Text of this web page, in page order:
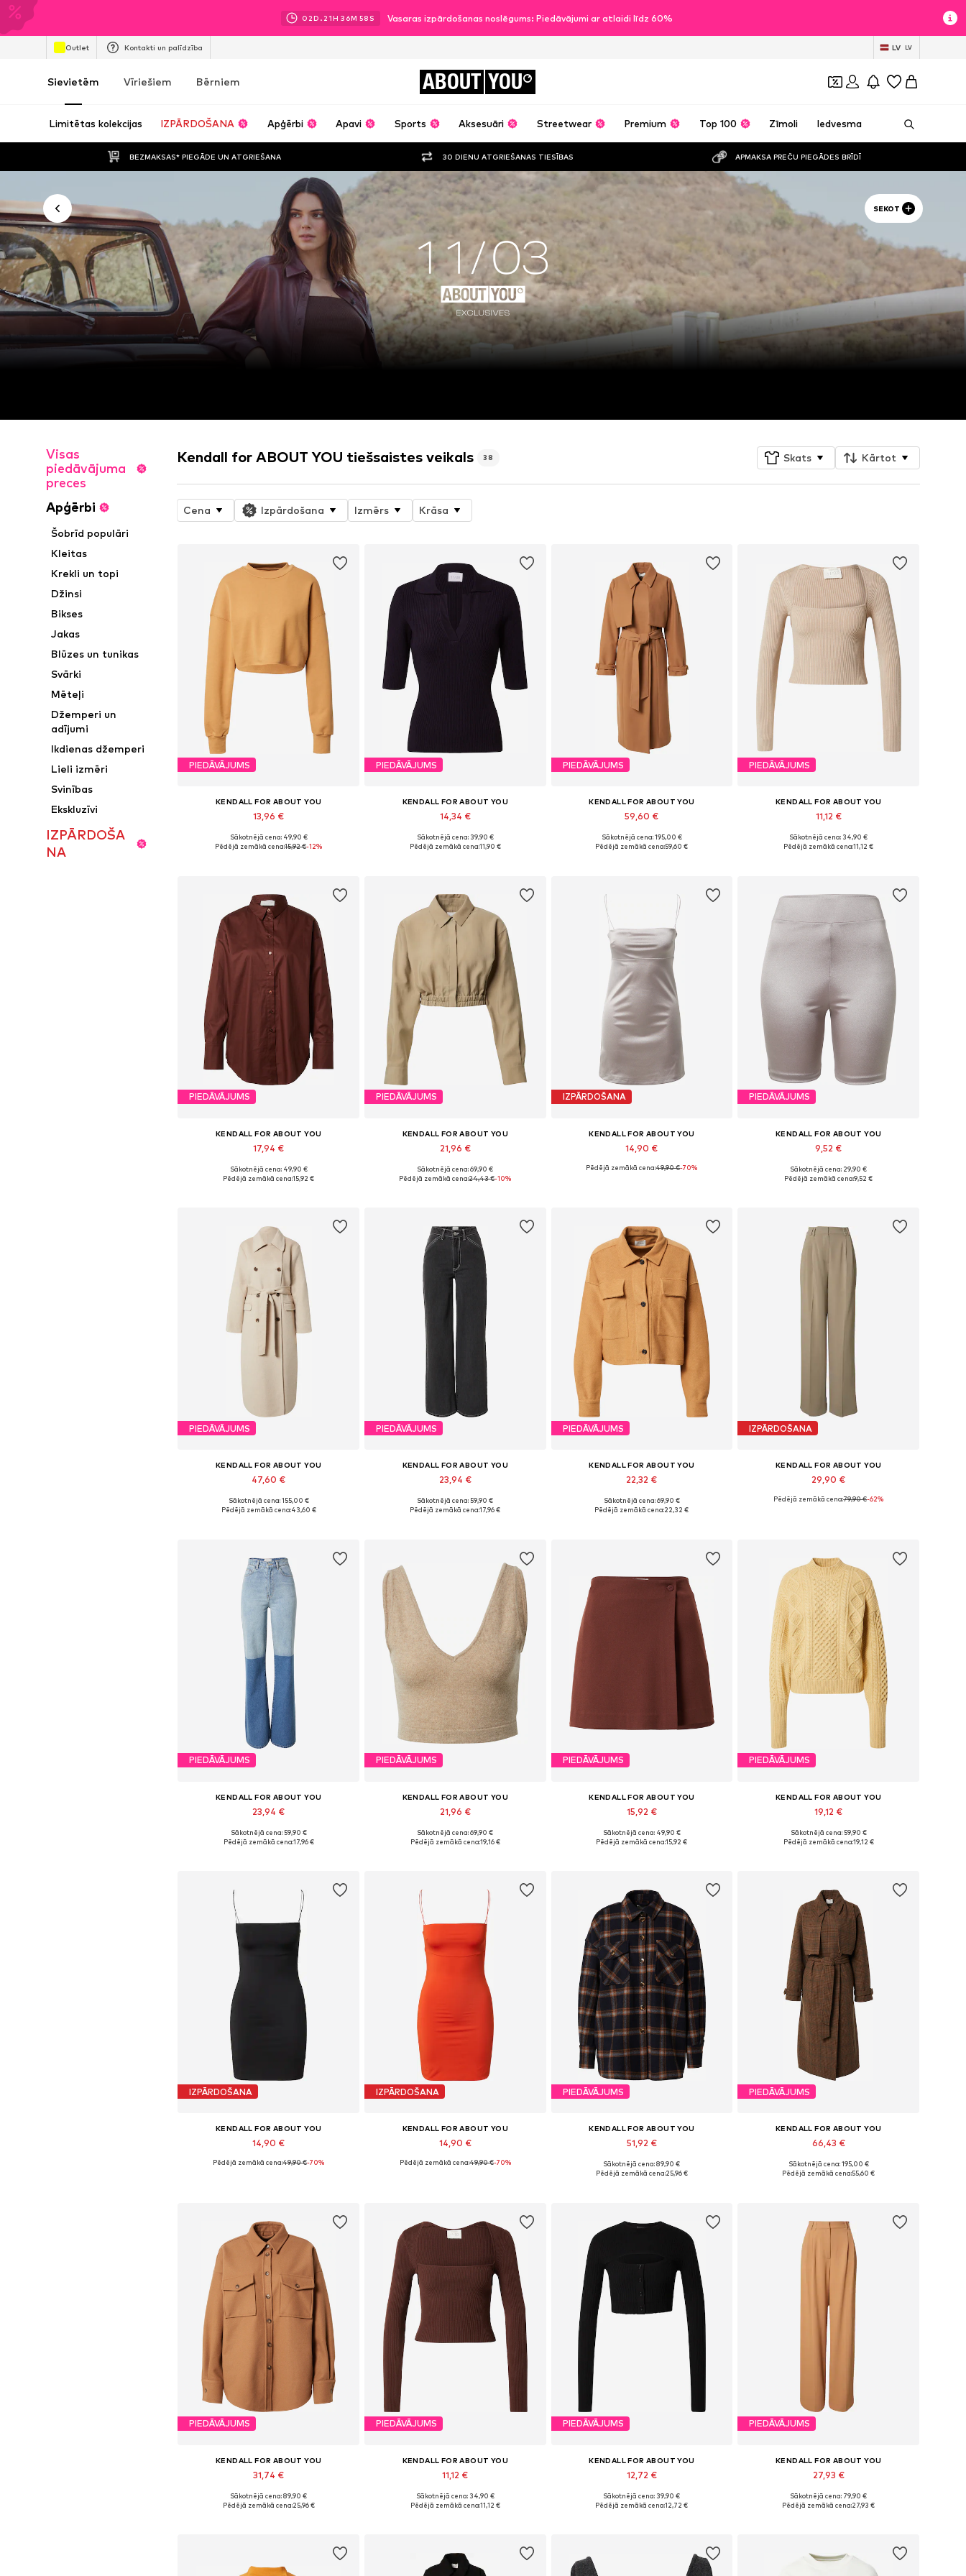
02D. 21H 36M 56 S Vasaras izpārdošanas noslēgums: Piedāvājumi ar atlaidi līdz 60%
Outlet Kontakti un palīdzība LV LV
Sievietēm Vīriešiem Bērniem ABOUT YOU
Limitētas kolekcijas IZPĀRDOŠANA Apģērbi Apavi Sports Aksesuāri Streetwear Premium Top 100 Zīmoli Iedvesma
BEZMAKSAS* PIEGĀDE UN ATGRIEŠANA 30 DIENU ATGRIEŠANAS TIESĪBAS APMAKSA PREČU PIEGĀDES BRĪDĪ
SEKOT
Visas
piedāvājuma
preces
Apģērbi
Šobrīd populāri
Kleitas
Krekli un topi
Džinsi
Bikses
Jakas
Blūzes un tunikas
Svārki
Mēteļi
Džemperi un
adījumi
Ikdienas džemperi
Lieli izmēri
Svinības
Ekskluzīvi
IZPĀRDOŠA
NA
Kendall for ABOUT YOU tiešsaistes veikals 38 Skats Kārtot
Cena Izpārdošana Izmērs Krāsa
PIEDĀVĀJUMS
KENDALL FOR ABOUT YOU
13,96 €
Pieejamie izmēri: XS, S, M, L, XL, XXL
Sākotnējā cena: 49,90 €
Pēdējā zemākā cena:15,92 €-12%
PIEDĀVĀJUMS
KENDALL FOR ABOUT YOU
14,34 €
Pieejamie izmēri: XS, M, L, XL, XXL
Sākotnējā cena: 39,90 €
Pēdējā zemākā cena:11,90 €
PIEDĀVĀJUMS
KENDALL FOR ABOUT YOU
59,60 €
Pieejamie izmēri: S, M, L, XL, XXL
Sākotnējā cena: 195,00 €
Pēdējā zemākā cena:59,60 €
PIEDĀVĀJUMS
KENDALL FOR ABOUT YOU
11,12 €
Pieejamie izmēri: XS, M, L, XL, XXL
Sākotnējā cena: 34,90 €
Pēdējā zemākā cena:11,12 €
PIEDĀVĀJUMS
KENDALL FOR ABOUT YOU
17,94 €
Pieejamie izmēri: XS, S, M, L, XL
Sākotnējā cena: 49,90 €
Pēdējā zemākā cena:15,92 €
PIEDĀVĀJUMS
KENDALL FOR ABOUT YOU
21,96 €
Pieejamie izmēri: XS, S, M, L, XL, XXL
Sākotnējā cena: 69,90 €
Pēdējā zemākā cena:24,43 €-10%
IZPĀRDOŠANA
KENDALL FOR ABOUT YOU
14,90 €
Pieejamie izmēri: 34, 36, 38, 40, 42, 44
Pēdējā zemākā cena:49,90 €-70%
PIEDĀVĀJUMS
KENDALL FOR ABOUT YOU
9,52 €
Pieejamie izmēri: M, XL
Sākotnējā cena: 29,90 €
Pēdējā zemākā cena:9,52 €
PIEDĀVĀJUMS
KENDALL FOR ABOUT YOU
47,60 €
Pieejamie izmēri: L, XL, XXL
Sākotnējā cena: 155,00 €
Pēdējā zemākā cena:43,60 €
PIEDĀVĀJUMS
KENDALL FOR ABOUT YOU
23,94 €
Pieejamie izmēri: 30-31, 32-33
Sākotnējā cena: 59,90 €
Pēdējā zemākā cena:17,96 €
PIEDĀVĀJUMS
KENDALL FOR ABOUT YOU
22,32 €
Pieejamie izmēri: L, XL, XXL
Sākotnējā cena: 69,90 €
Pēdējā zemākā cena:22,32 €
IZPĀRDOŠANA
KENDALL FOR ABOUT YOU
29,90 €
Pieejamie izmēri: 42
Pēdējā zemākā cena:79,90 €-62%
PIEDĀVĀJUMS
KENDALL FOR ABOUT YOU
23,94 €
Pieejamie izmēri: 32-33
Sākotnējā cena: 59,90 €
Pēdējā zemākā cena:17,96 €
PIEDĀVĀJUMS
KENDALL FOR ABOUT YOU
21,96 €
Pieejamie izmēri: XL, XXL
Sākotnējā cena: 69,90 €
Pēdējā zemākā cena:19,16 €
PIEDĀVĀJUMS
KENDALL FOR ABOUT YOU
15,92 €
Pieejamie izmēri: 42
Sākotnējā cena: 49,90 €
Pēdējā zemākā cena:15,92 €
PIEDĀVĀJUMS
KENDALL FOR ABOUT YOU
19,12 €
Pieejamie izmēri: XXL
Sākotnējā cena: 59,90 €
Pēdējā zemākā cena:19,12 €
IZPĀRDOŠANA
KENDALL FOR ABOUT YOU
14,90 €
Pieejamie izmēri: 40, 42, 44
Pēdējā zemākā cena:49,90 €-70%
IZPĀRDOŠANA
KENDALL FOR ABOUT YOU
14,90 €
Pieejamie izmēri: 40, 42, 44
Pēdējā zemākā cena:49,90 €-70%
PIEDĀVĀJUMS
KENDALL FOR ABOUT YOU
51,92 €
Pieejamie izmēri: XL
Sākotnējā cena: 89,90 €
Pēdējā zemākā cena:25,96 €
PIEDĀVĀJUMS
KENDALL FOR ABOUT YOU
66,43 €
Pieejamie izmēri: XL, XXL
Sākotnējā cena: 195,00 €
Pēdējā zemākā cena:55,60 €
PIEDĀVĀJUMS
KENDALL FOR ABOUT YOU
31,74 €
Pieejamie izmēri: XL
Sākotnējā cena: 89,90 €
Pēdējā zemākā cena:25,96 €
PIEDĀVĀJUMS
KENDALL FOR ABOUT YOU
11,12 €
Pieejamie izmēri: XL, XXL
Sākotnējā cena: 34,90 €
Pēdējā zemākā cena:11,12 €
PIEDĀVĀJUMS
KENDALL FOR ABOUT YOU
12,72 €
Pieejamie izmēri: XS, S, M, L, XL, XXL
Sākotnējā cena: 39,90 €
Pēdējā zemākā cena:12,72 €
PIEDĀVĀJUMS
KENDALL FOR ABOUT YOU
27,93 €
Pieejamie izmēri: 42, 44
Sākotnējā cena: 79,90 €
Pēdējā zemākā cena:27,93 €